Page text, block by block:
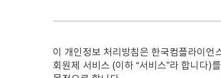
이 개인정보 처리방침은 한국컴플라이언
회원제 서비스 (이하 “서비스”라 합니다)